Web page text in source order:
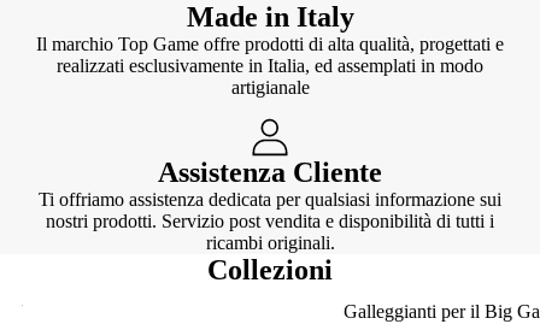
Made in Italy
Il marchio Top Game offre prodotti di alta qualità, progettati e
realizzati esclusivamente in Italia, ed assemplati in modo
artigianale
Assistenza Cliente
Ti offriamo assistenza dedicata per qualsiasi informazione sui
nostri prodotti. Servizio post vendita e disponibilità di tutti i
ricambi originali.
Collezioni
Knotter Galleggianti per il Big